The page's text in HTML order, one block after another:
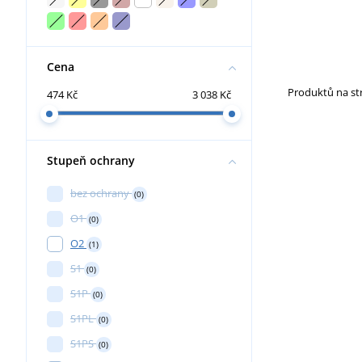
Cena
474 Kč 3 038 Kč
Stupeň ochrany
bez ochrany (0)
O1 (0)
O2 (1)
S1 (0)
S1P (0)
S1PL (0)
S1PS (0)
Produktů na